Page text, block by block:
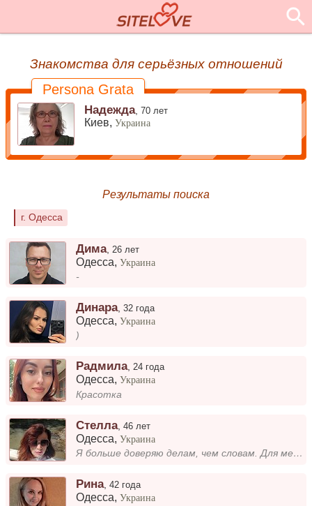
Знакомства для серьёзных отношений
Persona Grata
Надежда,70 лет
Киев,Украина
Результаты поиска
г. Одесса
Дима, 26 лет
Одесса,Украина
-
Динара,32 года
Одесса,Украина
)
Радмила,24 года
Одесса,Украина
Красотка
Стелла,46 лет
Одесса,Украина
Я больше доверяю делам, чем словам. Для меня важны поступки и действия, которые показывают, как человек живет и что цени...
Рина,42 года
Одесса,Украина